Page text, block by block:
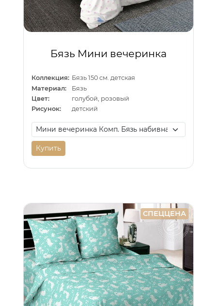
Бязь Мини вечеринка
Коллекция: Бязь 150 см. детская
Материал:
Бязь
Цвет:
голубой, розовый
Рисунок:
детский
Купить
СПЕЦЦЕНА